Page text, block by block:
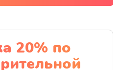
стекла
ПО
20% по